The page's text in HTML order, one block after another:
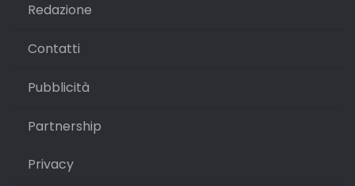
Redazione
Contatti
Pubblicità
Partnership
Privacy